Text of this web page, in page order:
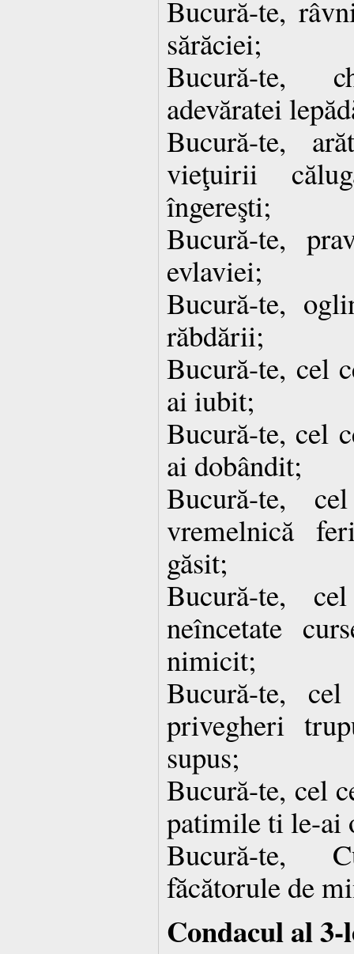
Bucură-te,
sărăciei;
Bucură-te,
adevăratei
Bucură-te,
vieţuirii
îngereşti;
Bucură-te,
evlaviei;
Bucură-te,
răbdării;
Bucură-te, cel
ai iubit;
Bucură-te, cel
ai dobândit;
Bucură-te,
vremelnică
găsit;
Bucură-te,
neîncetate
nimicit;
Bucură-te,
privegheri
supus;
Bucură-te, cel
patimile ti le-ai
Bucură-te,
făcătorule de
Condacul al 3-